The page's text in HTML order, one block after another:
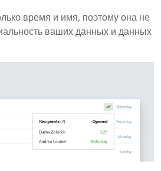
время и имя, поэтому она не
ваших данных и данных